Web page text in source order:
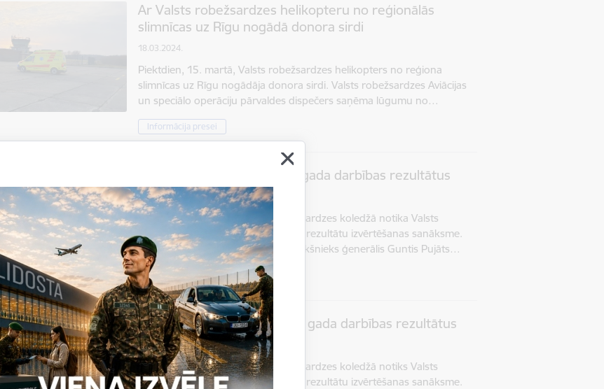
Ar Valsts robežsardzes helikopteru no reģionālās
slimnīcas uz Rīgu nogādā donora sirdi
18.03.2024.
Piektdien, 15. martā, Valsts robežsardzes helikopters no reģiona
slimnīcas uz Rīgu nogādāja donora sirdi. Valsts robežsardzes Aviācijas
un speciālo operāciju pārvaldes dispečers saņēma lūgumu no…
Informācija presei
Robežsardze izvērtē 2023. gada darbības rezultātus
10.02.2024.
Piektdien, 9. februārī, Valsts robežsardzes koledžā notika Valsts
robežsardzes 2023. gada darbības rezultātu izvērtēšanas sanāksme.
Sanāksmē Valsts robežsardzes priekšnieks ģenerālis Guntis Pujāts…
Informācija presei
Robežsardze izvērtēs 2023. gada darbības rezultātus
08.02.2024.
Piektdien, 9. februārī, Valsts robežsardzes koledžā notiks Valsts
robežsardzes 2023. gada darbības rezultātu izvērtēšanas sanāksme.